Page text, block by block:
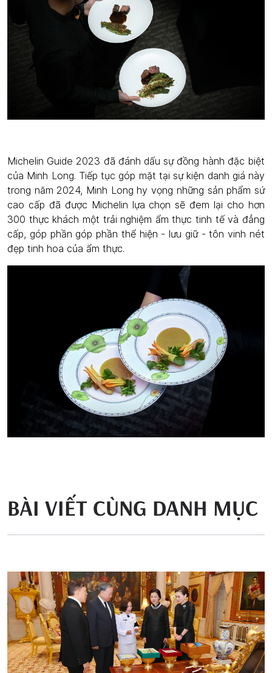
Michelin Guide 2023 đã đánh dấu sự đồng hành đặc biệt
của Minh Long. Tiếp tục góp mặt tại sự kiện danh giá này
trong năm 2024, Minh Long hy vọng những sản phẩm sứ
cao cấp đã được Michelin lựa chọn sẽ đem lại cho hơn
300 thực khách một trải nghiệm ẩm thực tinh tế và đẳng
cấp, góp phần góp phần thể hiện - lưu giữ - tôn vinh nét
đẹp tinh hoa của ẩm thực.
BÀI VIẾT CÙNG DANH MỤC